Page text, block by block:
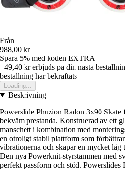
Från
988,00 kr
Spara 5% med koden EXTRA
+49,40 krerbjuds pa din nasta
bestallning har bekraftats
Loading...
Beskrivning
Powerslide Phuzion Radon 3x90 Skate
bekväm prestanda. Konstruerad av ett
manschett i kombination med
en otroligt stabil plattform som
vibrationerna och skapar en mycket låg
Den nya Powerknit-styrstammen med
perfekt passform och stöd. Powerslides